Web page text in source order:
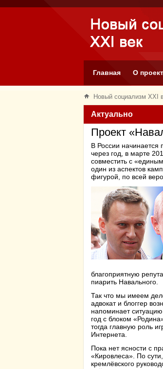
Главная О
Новый социализм XXI
Актуально
Проект
В России
через год, в марте
совместить с
один из аспектов
фигурой, по всей
благоприятную
пиарить Навального.
Так что мы имеем
адвокат и блоггер
напоминает ситуацию
год с блоком
тогда главную роль
Интернета.
Пока нет ясности с
«Кировлеса». По
кремлёвского